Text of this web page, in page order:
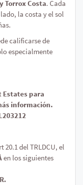
Torrox Costa. Cada
la costa y el sol
calificarse de
especialmente
Estates para
información.
20.1 del TRLDCU, el
en los siguientes